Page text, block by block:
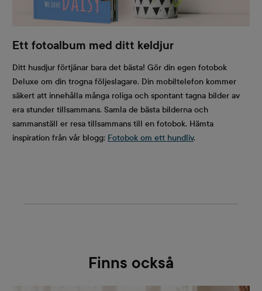
Ett fotoalbum med ditt keldjur
Ditt husdjur förtjänar bara det bästa! Gör din egen fotobok
Deluxe om din trogna följeslagare. Din mobiltelefon kommer
säkert att innehålla många roliga och spontant tagna bilder av
era stunder tillsammans. Samla de bästa bilderna och
sammanställ er resa tillsammans till en fotobok. Hämta
inspiration från vår blogg: Fotobok om ett hundliv.
Finns också